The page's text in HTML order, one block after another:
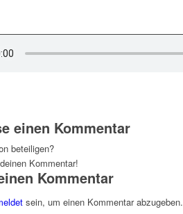
einen Kommentar
beteiligen?
Kommentar!
Kommentar
sein, um einen Kommentar abzugeben.